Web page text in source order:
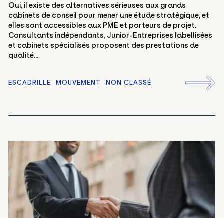
Oui, il existe des alternatives sérieuses aux grands
cabinets de conseil pour mener une étude stratégique, et
elles sont accessibles aux PME et porteurs de projet.
Consultants indépendants, Junior-Entreprises labellisées
et cabinets spécialisés proposent des prestations de
qualité...
ESCADRILLE MOUVEMENT NON CLASSÉ